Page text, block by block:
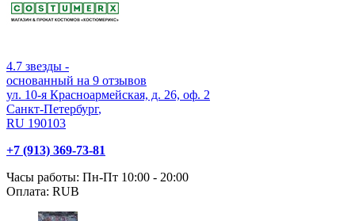
4.7 звезды -
основанный на 9 отзывов
ул. 10-я Красноармейская, д. 26, оф. 2
Санкт-Петербург,
RU 190103
+7 (913) 369-73-81
Часы работы: Пн-Пт 10:00 - 20:00
Оплата: RUB